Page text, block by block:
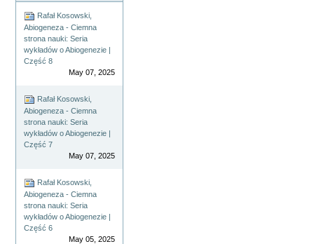
Rafał Kosowski,
Abiogeneza - Ciemna
strona nauki: Seria
wykładów o Abiogenezie |
Część 8
May 07, 2025
Rafał Kosowski,
Abiogeneza - Ciemna
strona nauki: Seria
wykładów o Abiogenezie |
Część 7
May 07, 2025
Rafał Kosowski,
Abiogeneza - Ciemna
strona nauki: Seria
wykładów o Abiogenezie |
Część 6
May 05, 2025